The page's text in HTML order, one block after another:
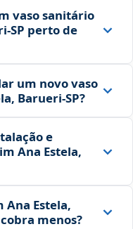
vaso sanitário
perto de
um novo vaso
Barueri‑SP?
e
Ana Estela,
Ana Estela,
menos?